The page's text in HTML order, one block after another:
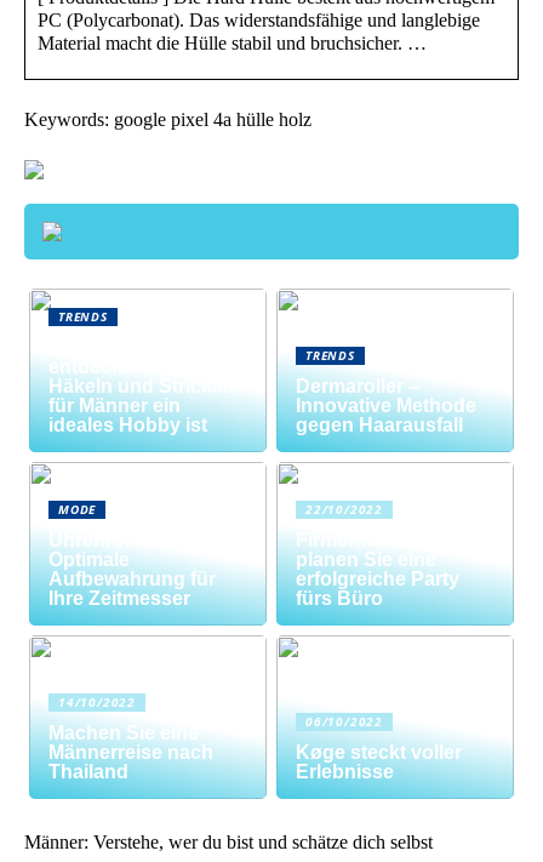
PC (Polycarbonat). Das widerstandsfähige und langlebige
Material macht die Hülle stabil und bruchsicher. …
Keywords: google pixel 4a hülle holz
TRENDS
entdecken: Warum
Häkeln und Stricken
für Männer ein
ideales Hobby ist
TRENDS
Dermaroller –
Innovative Methode
gegen Haarausfall
MODE
Uhrenrolle: Die
Optimale
Aufbewahrung für
Ihre Zeitmesser
22/10/2022
Firmenfeier? So
planen Sie eine
erfolgreiche Party
fürs Büro
14/10/2022
Machen Sie eine
Männerreise nach
Thailand
06/10/2022
Køge steckt voller
Erlebnisse
Männer: Verstehe, wer du bist und schätze dich selbst